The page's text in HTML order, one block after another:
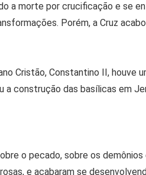
a morte por crucificação e se
Porém, a Cruz
Cristão, Constantino II, houve
a construção das basílicas em
o pecado, sobre os
e acabaram se